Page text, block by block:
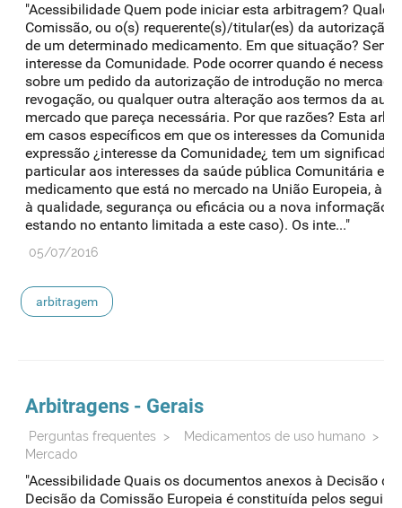
"Acessibilidade Quem pode iniciar esta arbitragem?
Comissão, ou o(s) requerente(s)/titular(es) da autorização
de um determinado medicamento. Em que situação?
interesse da Comunidade. Pode ocorrer quando é
sobre um pedido da autorização de introdução no
revogação, ou qualquer outra alteração aos termos da
mercado que pareça necessária. Por que razões? Esta
em casos específicos em que os interesses da
expressão ¿interesse da Comunidade¿ tem um significado
particular aos interesses da saúde pública Comunitária em
medicamento que está no mercado na União Europeia, à
à qualidade, segurança ou eficácia ou a nova informação
estando no entanto limitada a este caso). Os inte..."
05/07/2016
arbitragem
Arbitragens - Gerais
Perguntas frequentes > Medicamentos de uso humano >
Mercado
"Acessibilidade Quais os documentos anexos à Decisão
Decisão da Comissão Europeia é constituída pelos